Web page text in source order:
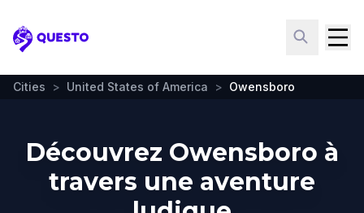
Questo
Cities > United States of America > Owensboro
Découvrez Owensboro à
travers une aventure